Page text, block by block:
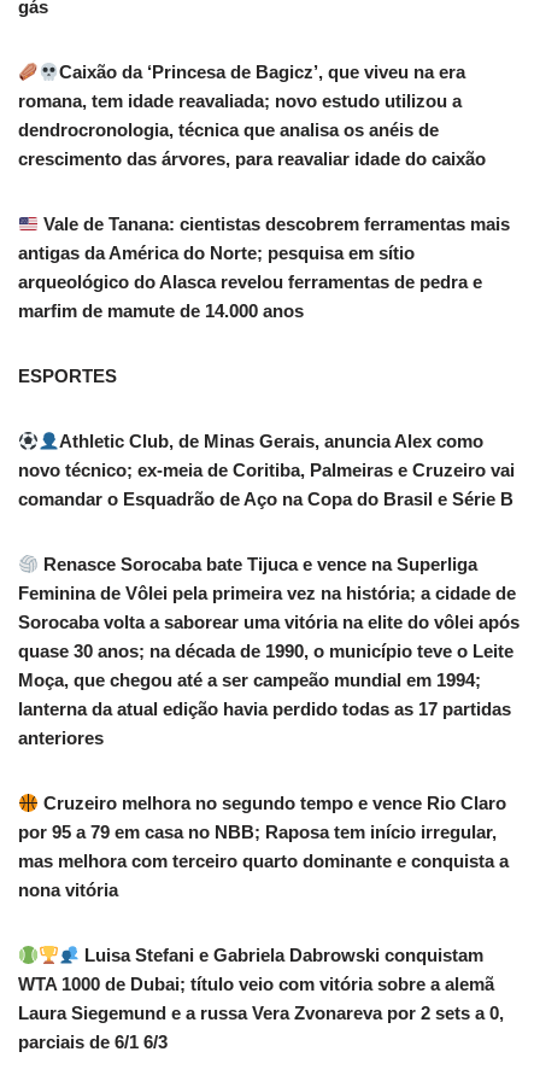
gás
Caixão da ‘Princesa de Bagicz’, que viveu na era
romana, tem idade reavaliada; novo estudo utilizou a
dendrocronologia, técnica que analisa os anéis de
crescimento das árvores, para reavaliar idade do caixão
Vale de Tanana: cientistas descobrem ferramentas mais
antigas da América do Norte; pesquisa em sítio
arqueológico do Alasca revelou ferramentas de pedra e
marfim de mamute de 14.000 anos
ESPORTES
Athletic Club, de Minas Gerais, anuncia Alex como
novo técnico; ex-meia de Coritiba, Palmeiras e Cruzeiro vai
comandar o Esquadrão de Aço na Copa do Brasil e Série B
Renasce Sorocaba bate Tijuca e vence na Superliga
Feminina de Vôlei pela primeira vez na história; a cidade de
Sorocaba volta a saborear uma vitória na elite do vôlei após
quase 30 anos; na década de 1990, o município teve o Leite
Moça, que chegou até a ser campeão mundial em 1994;
lanterna da atual edição havia perdido todas as 17 partidas
anteriores
Cruzeiro melhora no segundo tempo e vence Rio Claro
por 95 a 79 em casa no NBB; Raposa tem início irregular,
mas melhora com terceiro quarto dominante e conquista a
nona vitória
Luisa Stefani e Gabriela Dabrowski conquistam
WTA 1000 de Dubai; título veio com vitória sobre a alemã
Laura Siegemund e a russa Vera Zvonareva por 2 sets a 0,
parciais de 6/1 6/3